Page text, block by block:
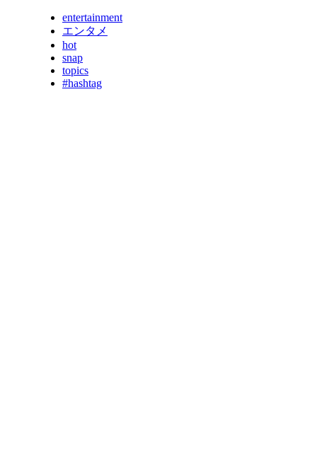
entertainment
エンタメ
hot
snap
topics
#hashtag